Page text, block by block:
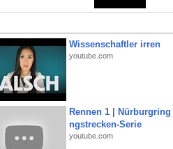
Wissenschaftler irren
youtube.com
Rennen 1 | Nürburgring
ngstrecken-Serie
youtube.com